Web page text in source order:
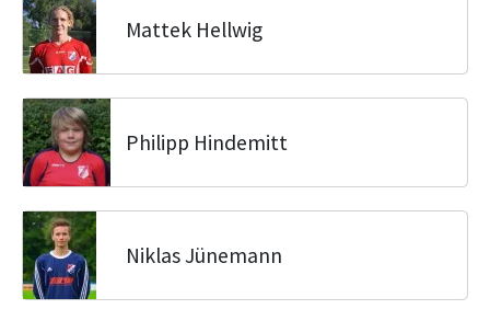
Mattek Hellwig
Philipp Hindemitt
Niklas Jünemann